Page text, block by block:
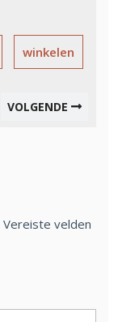
winkelen
VOLGENDE
Vereiste velden